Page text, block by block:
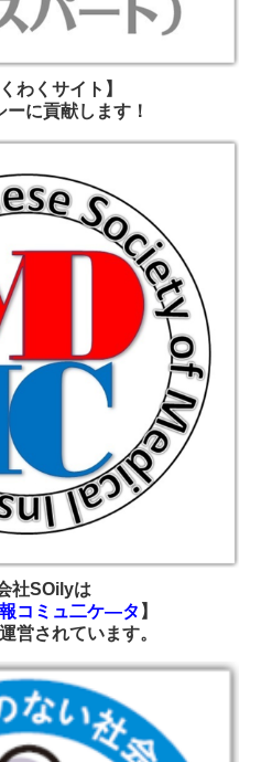
わくサイト】
に貢献します！
社SOilyは
コミュ二ケ―タ 】
営されています。